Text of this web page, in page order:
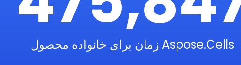
زمان برای خانواده محصول Aspose.Cells